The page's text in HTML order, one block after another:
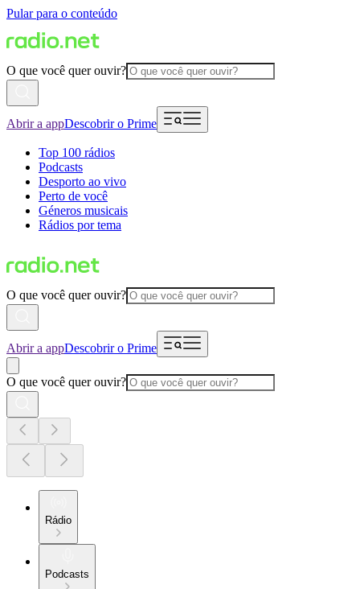
Pular para o conteúdo
O que você quer ouvir?
Abrir a appDescobrir o Prime
Top 100 rádios
Podcasts
Desporto ao vivo
Perto de você
Géneros musicais
Rádios por tema
O que você quer ouvir?
Abrir a appDescobrir o Prime
O que você quer ouvir?
Rádio
Podcasts